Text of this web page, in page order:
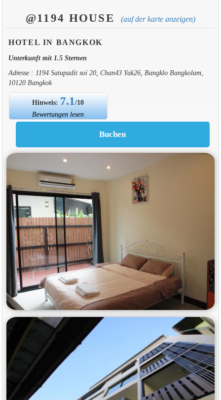
@1194 HOUSE (auf der karte anzeigen)
HOTEL IN BANGKOK
Unterkunft mit 1.5 Sternen
Adresse : 1194 Satupadit soi 20, Chan43 Yak26, Bangklo Bangkolam,
10120 Bangkok
Hinweis: 7.1/10
Bewertungen lesen